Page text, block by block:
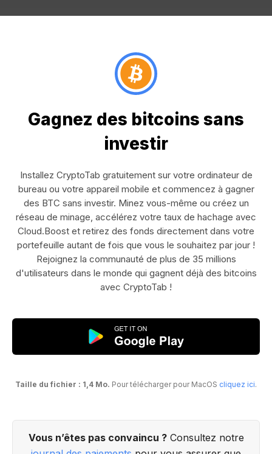
Gagnez des bitcoins sans
investir
Installez CryptoTab gratuitement sur votre ordinateur de
bureau ou votre appareil mobile et commencez à gagner
des BTC sans investir. Minez vous-même ou créez un
réseau de minage, accélérez votre taux de hachage avec
Cloud.Boost et retirez des fonds directement dans votre
portefeuille autant de fois que vous le souhaitez par jour !
Rejoignez la communauté de plus de 35 millions
d'utilisateurs dans le monde qui gagnent déjà des bitcoins
avec CryptoTab !
Taille du fichier : 1,4 Mo. Pour télécharger pour MacOS cliquez ici.
Vous n’êtes pas convaincu ?Consultez notre